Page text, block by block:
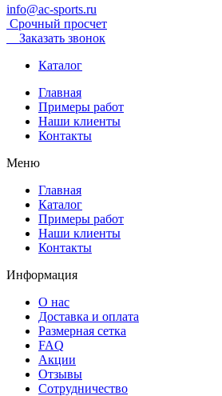
info@ac-sports.ru
Срочный просчет
Заказать звонок
Каталог
Главная
Примеры работ
Наши клиенты
Контакты
Меню
Главная
Каталог
Примеры работ
Наши клиенты
Контакты
Информация
О нас
Доставка и оплата
Размерная сетка
FAQ
Акции
Отзывы
Сотрудничество